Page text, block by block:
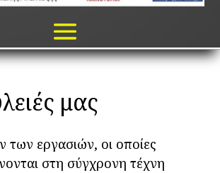
μας
των εργασιών, οι οποίες
στη σύγχρονη τέχνη